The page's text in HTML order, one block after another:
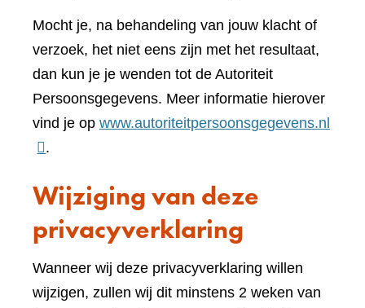
Mocht je, na behandeling van jouw klacht of
verzoek, het niet eens zijn met het resultaat,
dan kun je je wenden tot de Autoriteit
Persoonsgegevens. Meer informatie hierover
vind je op www.autoriteitpersoonsgegevens.nl
.
Wijziging van deze
privacyverklaring
Wanneer wij deze privacyverklaring willen
wijzigen, zullen wij dit minstens 2 weken van